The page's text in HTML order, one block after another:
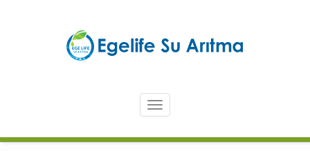
En İyi Su Arıtma Cihazı – Ege
Life Su Arıtma Cihazı
Toggle
navigation